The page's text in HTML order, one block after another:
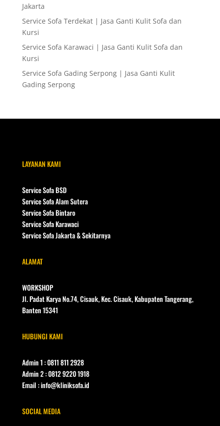
Jakarta
Service Sofa Terdekat | Jasa Ganti Kulit Sofa dan
Kursi
Service Sofa Karawaci | Jasa Ganti Kulit Sofa dan
Kursi
Service Sofa Gading Serpong | Jasa Ganti Kulit
Gading Serpong
LAYANAN KAMI
Service Sofa BSD
Service Sofa Alam Sutera
Service Sofa Bintaro
Service Sofa Karawaci
Service Sofa Jakarta & Sekitarnya
ALAMAT
WORKSHOP
Jl. Padat Karya No.74, Cisauk, Kec. Cisauk, Kabupaten Tangerang,
Banten 15341
HUBUNGI KAMI
Admin 1 : 0811 811 2928
Admin 2 : 0812 9220 1918
Email : info@kliniksofa.id
SOCIAL MEDIA